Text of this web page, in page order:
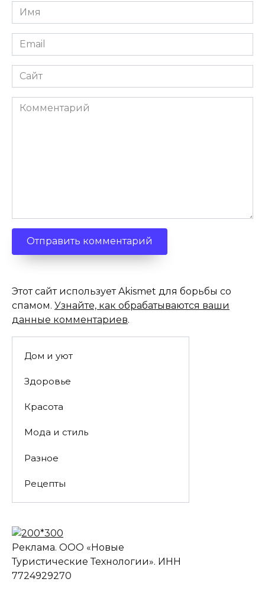
Имя
*
Email
*
Сайт
Комментарий
Этот сайт использует Akismet для борьбы со
спамом. Узнайте, как обрабатываются ваши
данные комментариев.
Дом и уют
Здоровье
Красота
Мода и стиль
Разное
Рецепты
Реклама. ООО «Новые
Туристические Технологии». ИНН
7724929270